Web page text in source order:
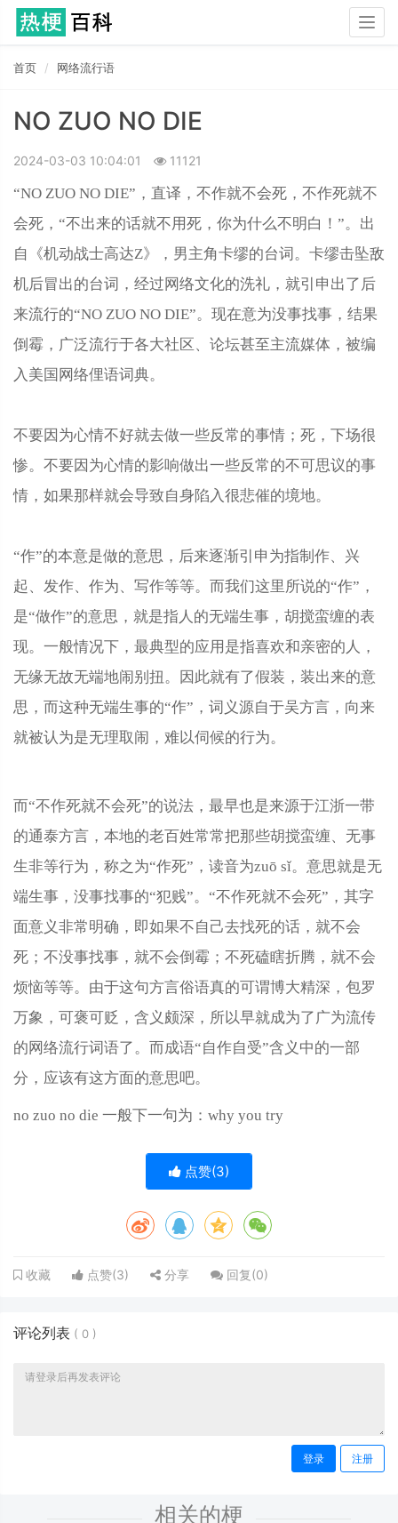
首页 网络流行语
NO ZUO NO DIE
2024-03-03 10:04:01 11121
“NO ZUO NO DIE”，直译，不作就不会死，不作死就不
会死，“不出来的话就不用死，你为什么不明白！”。出
自《机动战士高达Z》，男主角卡缪的台词。卡缪击坠敌
机后冒出的台词，经过网络文化的洗礼，就引申出了后
来流行的“NO ZUO NO DIE”。现在意为没事找事，结果
倒霉，广泛流行于各大社区、论坛甚至主流媒体，被编
入美国网络俚语词典。
不要因为心情不好就去做一些反常的事情；死，下场很
惨。不要因为心情的影响做出一些反常的不可思议的事
情，如果那样就会导致自身陷入很悲催的境地。
“作”的本意是做的意思，后来逐渐引申为指制作、兴
起、发作、作为、写作等等。而我们这里所说的“作”，
是“做作”的意思，就是指人的无端生事，胡搅蛮缠的表
现。一般情况下，最典型的应用是指喜欢和亲密的人，
无缘无故无端地闹别扭。因此就有了假装，装出来的意
思，而这种无端生事的“作”，词义源自于吴方言，向来
就被认为是无理取闹，难以伺候的行为。
而“不作死就不会死”的说法，最早也是来源于江浙一带
的通泰方言，本地的老百姓常常把那些胡搅蛮缠、无事
生非等行为，称之为“作死”，读音为zuō sǐ。意思就是无
端生事，没事找事的“犯贱”。“不作死就不会死”，其字
面意义非常明确，即如果不自己去找死的话，就不会
死；不没事找事，就不会倒霉；不死磕瞎折腾，就不会
烦恼等等。由于这句方言俗语真的可谓博大精深，包罗
万象，可褒可贬，含义颇深，所以早就成为了广为流传
的网络流行词语了。而成语“自作自受”含义中的一部
分，应该有这方面的意思吧。
no zuo no die 一般下一句为：why you try
点赞(3)
收藏 点赞(3) 分享 回复(0)
评论列表 ( 0 )
登录 注册
相关的梗